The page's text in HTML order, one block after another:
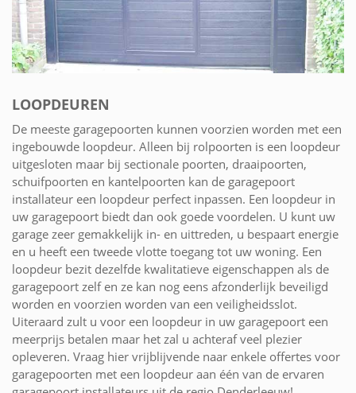
LOOPDEUREN
De meeste garagepoorten kunnen voorzien worden met een
ingebouwde loopdeur. Alleen bij rolpoorten is een loopdeur
uitgesloten maar bij sectionale poorten, draaipoorten,
schuifpoorten en kantelpoorten kan de garagepoort
installateur een loopdeur perfect inpassen. Een loopdeur in
uw garagepoort biedt dan ook goede voordelen. U kunt uw
garage zeer gemakkelijk in- en uittreden, u bespaart energie
en u heeft een tweede vlotte toegang tot uw woning. Een
loopdeur bezit dezelfde kwalitatieve eigenschappen als de
garagepoort zelf en ze kan nog eens afzonderlijk beveiligd
worden en voorzien worden van een veiligheidsslot.
Uiteraard zult u voor een loopdeur in uw garagepoort een
meerprijs betalen maar het zal u achteraf veel plezier
opleveren. Vraag hier vrijblijvende naar enkele offertes voor
garagepoorten met een loopdeur aan één van de ervaren